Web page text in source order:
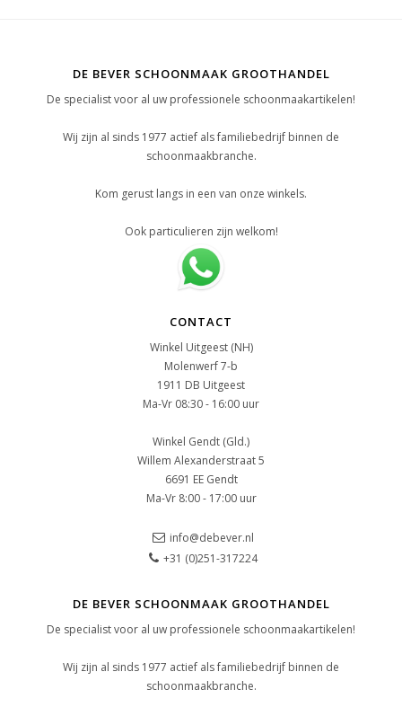
DE BEVER SCHOONMAAK GROOTHANDEL
De specialist voor al uw professionele schoonmaakartikelen!
Wij zijn al sinds 1977 actief als familiebedrijf binnen de
schoonmaakbranche.
Kom gerust langs in een van onze winkels.
Ook particulieren zijn welkom!
CONTACT
Winkel Uitgeest (NH)
Molenwerf 7-b
1911 DB Uitgeest
Ma-Vr 08:30 - 16:00 uur
Winkel Gendt (Gld.)
Willem Alexanderstraat 5
6691 EE Gendt
Ma-Vr 8:00 - 17:00 uur
info@debever.nl
+31 (0)251-317224
DE BEVER SCHOONMAAK GROOTHANDEL
De specialist voor al uw professionele schoonmaakartikelen!
Wij zijn al sinds 1977 actief als familiebedrijf binnen de
schoonmaakbranche.